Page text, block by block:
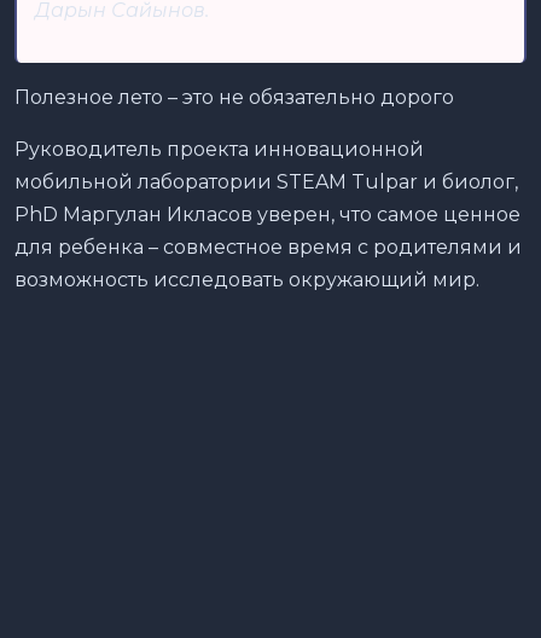
Дарын Сайынов.
Полезное лето – это не обязательно дорого
Руководитель проекта инновационной
мобильной лаборатории STEAM Tulpar и биолог,
PhD Маргулан Икласов уверен, что самое ценное
для ребенка – совместное время с родителями и
возможность исследовать окружающий мир.